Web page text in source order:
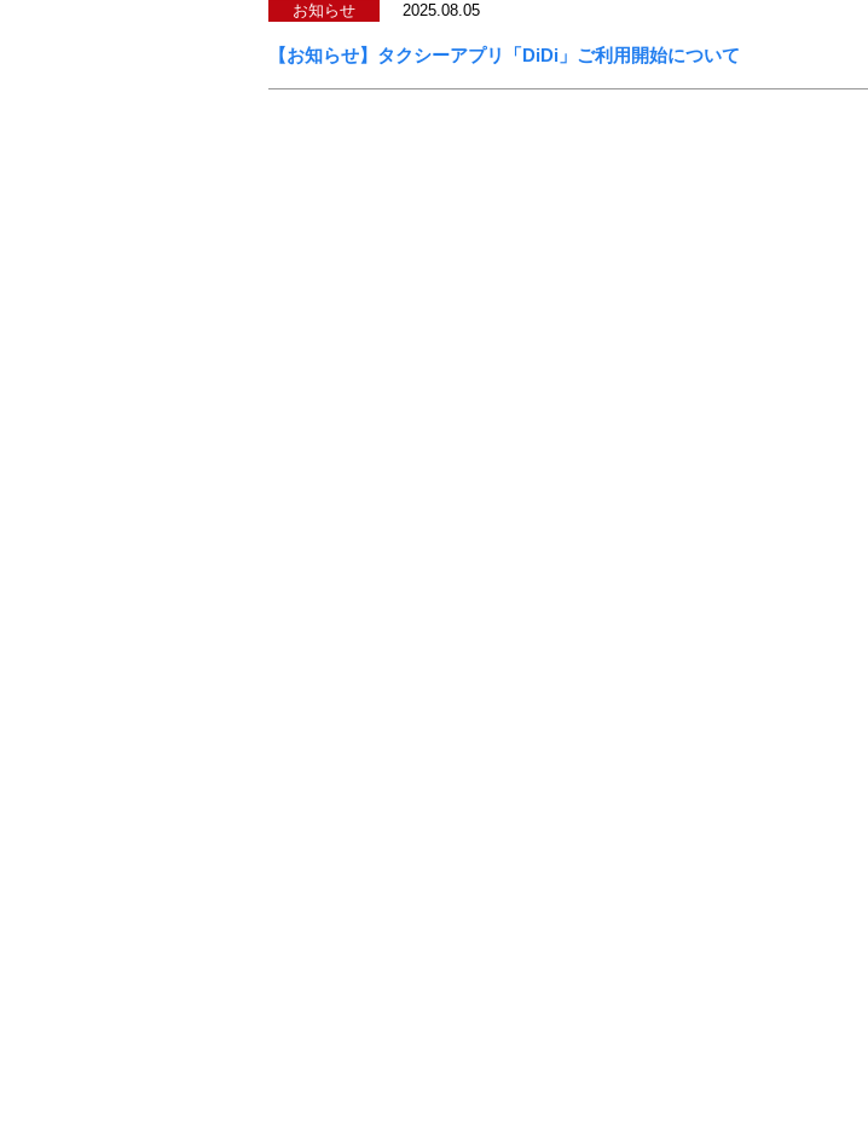
お知らせ 2025.08.05
【お知らせ】タクシーアプリ「DiDi」ご利用開始について